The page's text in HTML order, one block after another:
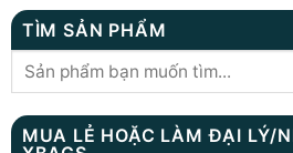
TÌM SẢN PHẨM
Tìm
MUA LẺ HOẶC LÀM ĐẠI LÝ/